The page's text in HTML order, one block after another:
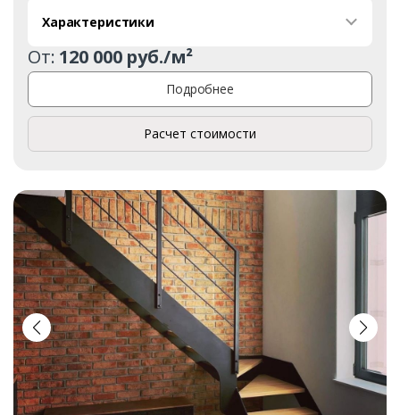
Характеристики
От: 120 000 руб./м²
Подробнее
Расчет стоимости